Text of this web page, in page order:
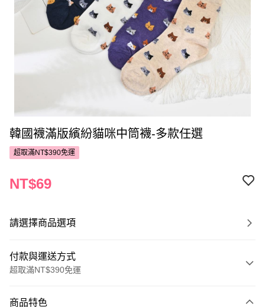
韓國襪滿版繽紛貓咪中筒襪-多款任選
超取滿NT$390免運
NT$69
請選擇商品選項
付款與運送方式
超取滿NT$390免運
商品特色